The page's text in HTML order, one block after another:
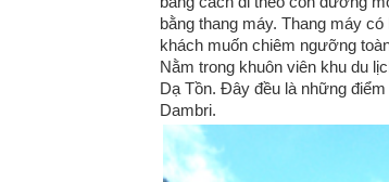
bằng thang máy. Thang máy
khách muốn chiêm ngưỡng
Nằm trong khuôn viên khu du
Dạ Tồn. Đây đều là những
Dambri.